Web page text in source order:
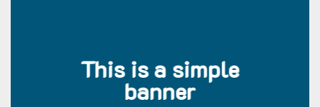
This is a simple
banner